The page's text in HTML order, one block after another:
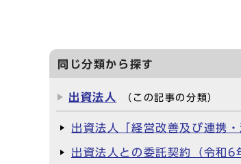
同じ分類から探す
出資法人 （この記事の分類）
出資法人「経営改善及び連携
出資法人との委託契約（令和6